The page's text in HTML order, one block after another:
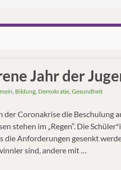
Jahr der
Bildung Demokratie Gesundheit
Coronakrise die Beschulung
stehen im „Regen“. Die
die Anforderungen gesenkt
sind, andere mit …